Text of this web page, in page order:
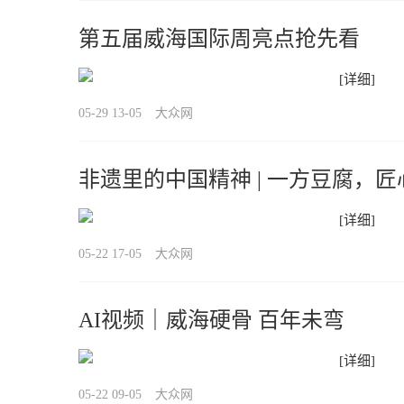
第五届威海国际周亮点抢先看
[详细]
05-29 13-05 大众网
非遗里的中国精神 | 一方豆腐，匠
[详细]
05-22 17-05 大众网
AI视频｜威海硬骨 百年未弯
[详细]
05-22 09-05 大众网